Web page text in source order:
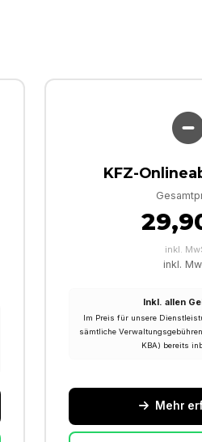
KFZ-
inkl.
inkl.
Inkl. allen
Im Preis für unsere
sämtliche
KBA) bereits
Mehr